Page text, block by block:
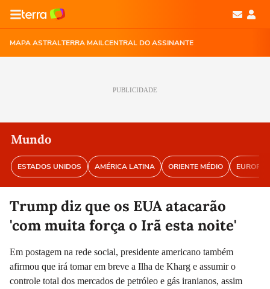
MAPA ASTRALTERRA MAILCENTRAL DO ASSINANTE
PUBLICIDADE
Mundo
ESTADOS UNIDOS AMÉRICA LATINA ORIENTE MÉDIO EUROPA
Trump diz que os EUA atacarão
'com muita força o Irã esta noite'
Em postagem na rede social, presidente americano também
afirmou que irá tomar em breve a Ilha de Kharg e assumir o
controle total dos mercados de petróleo e gás iranianos, assim